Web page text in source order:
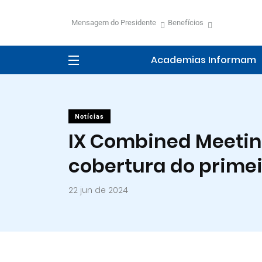
Mensagem do Presidente Benefícios
Academias Informam
Notícias
IX Combined
cobertura do
22 jun de 2024